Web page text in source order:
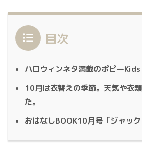
目次
ハロウィンネタ満載のポピー
10月は衣替えの季節。天気や衣
た。
おはなしBOOK10月号「ジャック